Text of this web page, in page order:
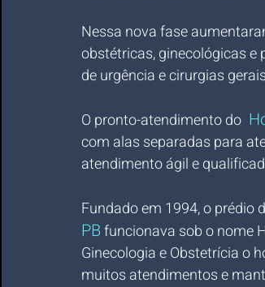
Nessa nova fase
obstétricas, ginecológicas
de urgência e cirurgias
O pronto-atendimento do
com alas separadas para
atendimento ágil e
Fundado em 1994, o prédio
PB funcionava sob o nome
Ginecologia e Obstetrícia o
muitos atendimentos e